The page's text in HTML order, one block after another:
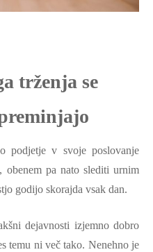
trženja se
podjetje v svoje poslovanje
pa nato slediti urnim
godijo skorajda vsak dan.
dejavnosti izjemno dobro
temu ni več tako. Nenehno je